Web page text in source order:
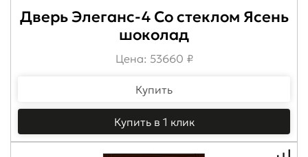
Дверь Элеганс-4 Со стеклом Ясень
шоколад
Цена: 53660 ₽
Купить
Купить в 1 клик